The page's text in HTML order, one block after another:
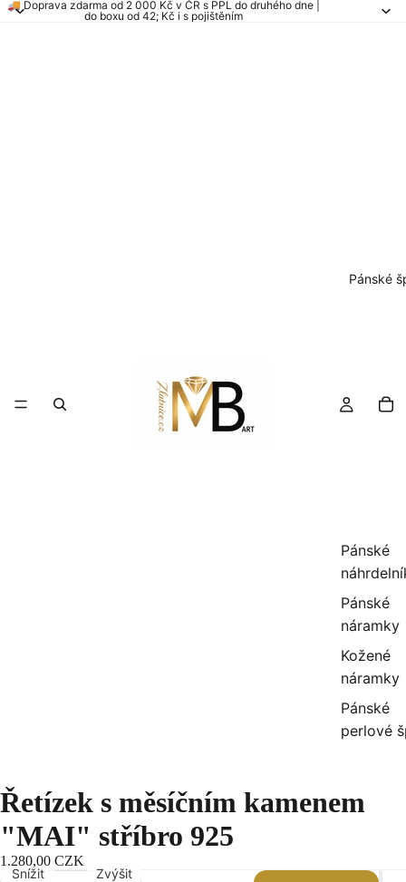
🚚 Doprava zdarma od 2 000 Kč v ČR s PPL do druhého dne |
do boxu od 42; Kč i s pojištěním
Pánské
Pánské
Pánské
náramky
Kožené
náramky
Pánské
perlové
Řetízek s měsíčním kamenem
"MAI" stříbro 925
1.280,00 CZK
Snížit
Zvýšit